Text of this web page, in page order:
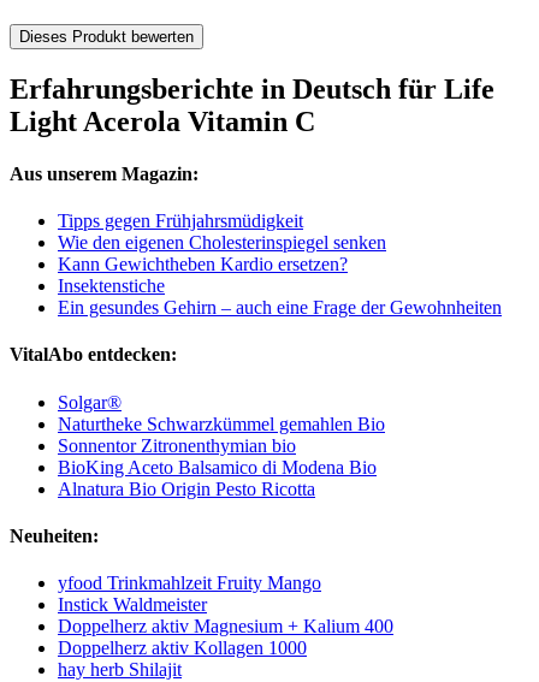
Dieses Produkt bewerten
Erfahrungsberichte in Deutsch für Life
Light Acerola Vitamin C
Aus unserem Magazin:
Tipps gegen Frühjahrsmüdigkeit
Wie den eigenen Cholesterinspiegel senken
Kann Gewichtheben Kardio ersetzen?
Insektenstiche
Ein gesundes Gehirn – auch eine Frage der Gewohnheiten
VitalAbo entdecken:
Solgar®
Naturtheke Schwarzkümmel gemahlen Bio
Sonnentor Zitronenthymian bio
BioKing Aceto Balsamico di Modena Bio
Alnatura Bio Origin Pesto Ricotta
Neuheiten:
yfood Trinkmahlzeit Fruity Mango
Instick Waldmeister
Doppelherz aktiv Magnesium + Kalium 400
Doppelherz aktiv Kollagen 1000
hay herb Shilajit